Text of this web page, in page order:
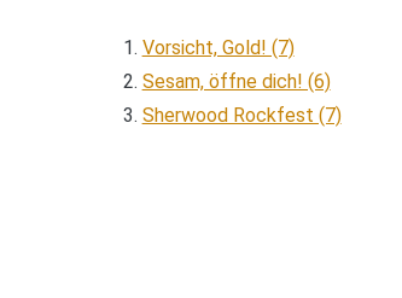
Vorsicht, Gold! (7)
Sesam, öffne dich! (6)
Sherwood Rockfest (7)